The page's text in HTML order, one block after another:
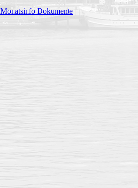
Dokumente